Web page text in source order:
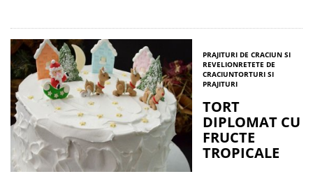
PRAJITURI DE CRACIUN SI
REVELIONRETETE DE
CRACIUNTORTURI SI
PRAJITURI
TORT
DIPLOMAT CU
FRUCTE
TROPICALE